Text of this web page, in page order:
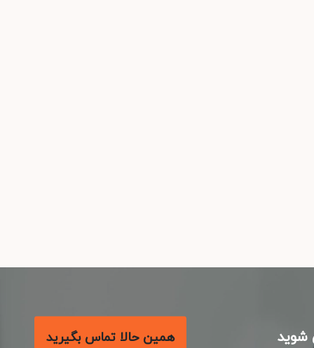
همین حالا تماس بگیرید